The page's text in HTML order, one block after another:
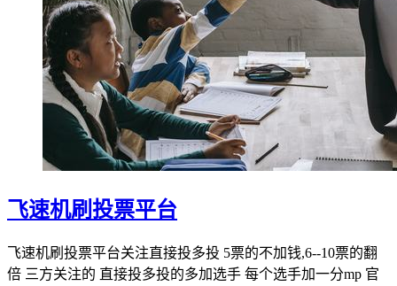
飞速机刷投票平台
飞速机刷投票平台关注直接投多投 5票的不加钱,6--10票的翻
倍 三方关注的 直接投多投的多加选手 每个选手加一分mp 官